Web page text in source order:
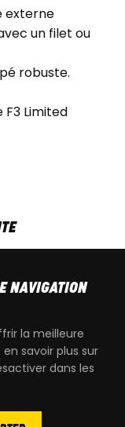
externe
un filet ou
robuste.
F3 Limited
NAVIGATION
la meilleure
savoir plus sur
dans les